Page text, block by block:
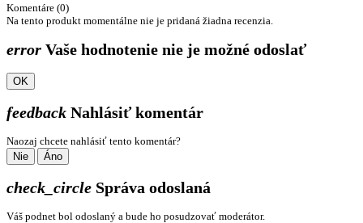
Komentáre (0)
Na tento produkt momentálne nie je pridaná žiadna recenzia.
error Vaše hodnotenie nie je možné odoslať
OK
feedback Nahlásiť komentár
Naozaj chcete nahlásiť tento komentár?
Nie
Áno
check_circle Správa odoslaná
Váš podnet bol odoslaný a bude ho posudzovať moderátor.